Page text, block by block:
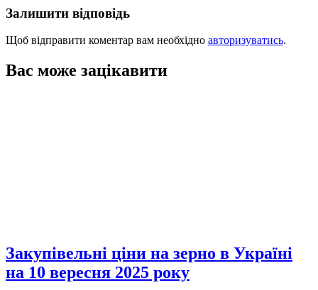
Залишити відповідь
Щоб відправити коментар вам необхідно авторизуватись.
Вас може зацікавити
Закупівельні ціни на зерно в Україні
на 10 вересня 2025 року